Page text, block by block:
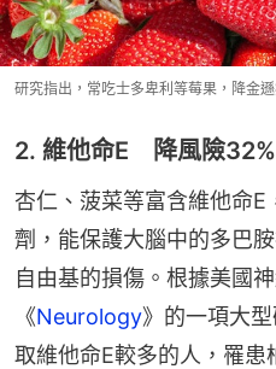
研究指出，常吃士多卑利等莓果，降金
2. 維他命E 降風險32%
杏仁、菠菜等富含維他命
劑，能保護大腦中的多巴
自由基的損傷。根據美國
《Neurology》的一項大
取維他命E較多的人，罹患